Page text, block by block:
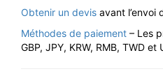
Obtenir un devis avant l’envoi
Méthodes de paiement – Les
GBP, JPY, KRW, RMB, TWD et